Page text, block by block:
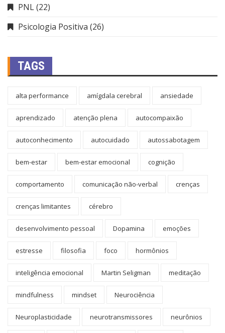
PNL(22)
Psicologia Positiva (26)
TAGS
alta performance amígdala cerebral ansiedade
aprendizado atenção plena autocompaixão
autoconhecimento autocuidado autossabotagem
bem-estar bem-estar emocional cognição
comportamento comunicação não-verbal crenças
crenças limitantes cérebro
desenvolvimento pessoal Dopamina emoções
estresse filosofia foco hormônios
inteligência emocional Martin Seligman meditação
mindfulness mindset Neurociência
Neuroplasticidade neurotransmissores neurônios